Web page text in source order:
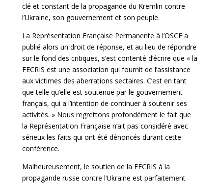
clé et constant de la propagande du Kremlin contre
l’Ukraine, son gouvernement et son peuple.
La Représentation Française Permanente à l’OSCE a
publié alors un droit de réponse, et au lieu de répondre
sur le fond des critiques, s’est contenté d’écrire que « la
FECRIS est une association qui fournit de l’assistance
aux victimes des aberrations sectaires. C’est en tant
que telle qu’elle est soutenue par le gouvernement
français, qui a l’intention de continuer à soutenir ses
activités. » Nous regrettons profondément le fait que
la Représentation Française n’ait pas considéré avec
sérieux les faits qui ont été dénoncés durant cette
conférence.
Malheureusement, le soutien de la FECRIS à la
propagande russe contre l’Ukraine est parfaitement